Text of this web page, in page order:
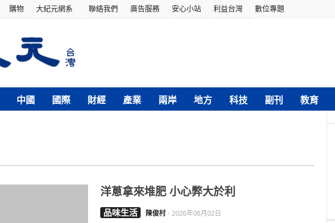
購物 大紀元網系 聯絡我們 廣告服務 安心小站 利益台灣 數位專題
中國 國際 財經 產業 兩岸 地方 科技 副刊 教育
洋蔥拿來堆肥 小心弊大於利
品味生活 陳俊村 - 2026年06月02日